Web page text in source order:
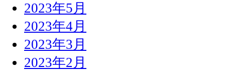
2023年5月
2023年4月
2023年3月
2023年2月